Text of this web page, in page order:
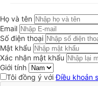
Họ và tên
Email
Số điện thoại
Mật khẩu
Xác nhận mật khẩu
Giới tính
Tôi đồng ý vớiĐiều khoản